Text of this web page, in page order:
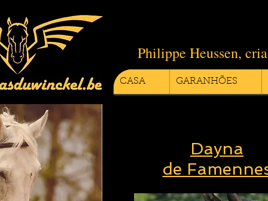
Philippe Heussen,
CASA GARANHÕES
Dayna
de